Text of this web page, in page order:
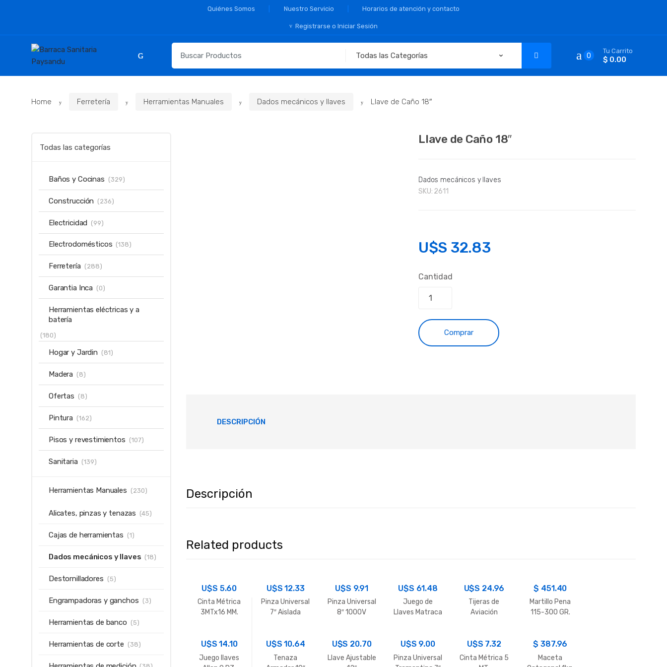
Quiénes Somos Nuestro Servicio Horarios de atención y contacto
Registrarse o Iniciar Sesión
para:
0
Tu Carrito
$ 0.00
Home Ferretería Herramientas Manuales Dados mecánicos y llaves Llave de Caño 18″
Llave de Caño 18″
Dados mecánicos y llaves
SKU: 2611
U$S 32.83
Cantidad
Comprar
DESCRIPCIÓN
Descripción
Related products
U$S 5.60
Cinta Métrica
3MTx16 MM.
U$S12.33
Pinza Universal
7″ Aislada
U$S 9.91
Pinza Universal
8″ 1000V
U$S 61.48
Juego de
Llaves Matraca
mm
U$S 24.96
Tijeras de
Aviación
Recta 10″
$ 451.40
Martillo Pena
115-300 GR.
U$S14.10
Juego llaves
U$S10.64
Tenaza
U$S 20.70
Llave Ajustable
U$S 9.00
Pinza Universal
U$S 7.32
Cinta Métrica 5
$387.96
Maceta
Todas las categorías
Baños y Cocinas (329)
Construcción (236)
Electricidad (99)
Electrodomésticos (138)
Ferretería (288)
Garantia Inca (0)
Herramientas eléctricas y a
batería
(180)
Hogar y Jardin (81)
Madera (8)
Ofertas (8)
Pintura (162)
Pisos y revestimientos (107)
Sanitaria (139)
Herramientas Manuales (230)
Alicates, pinzas y tenazas (45)
Cajas de herramientas (1)
Dados mecánicos y llaves (18)
Destornilladores (5)
Engrampadoras y ganchos (3)
Herramientas de banco (5)
Herramientas de corte (38)